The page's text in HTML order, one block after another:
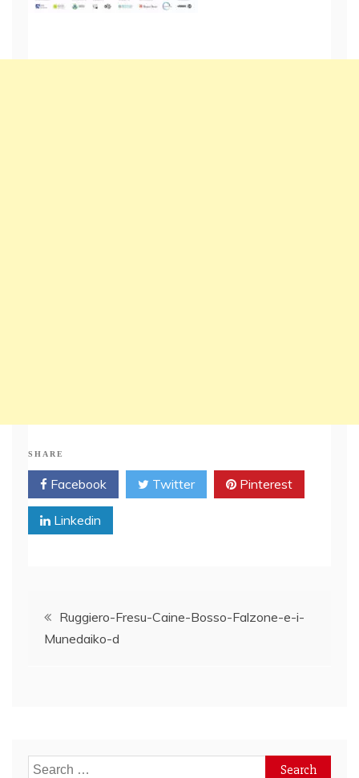
SHARE
Facebook Twitter Pinterest
Linkedin
PostRuggiero-Fresu-Caine-Bosso-Falzone-e-i-
Munedaiko-d
Search